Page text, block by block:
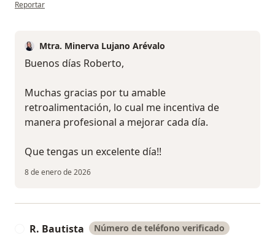
Reportar
Mtra. Minerva Lujano Arévalo
Buenos días Roberto,
Muchas gracias por tu amable
retroalimentación, lo cual me incentiva de
manera profesional a mejorar cada día.
Que tengas un excelente día!!
8 de enero de 2026
R. Bautista Número de teléfono verificado